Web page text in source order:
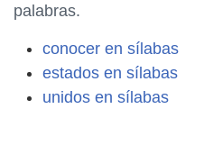
palabras.
conocer en sílabas
estados en sílabas
unidos en sílabas